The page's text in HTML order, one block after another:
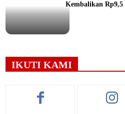
Kembalikan
IKUTI KAMI